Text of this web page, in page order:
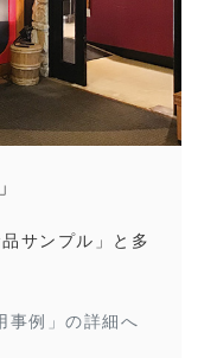
サンプル」と多
事例」の詳細へ